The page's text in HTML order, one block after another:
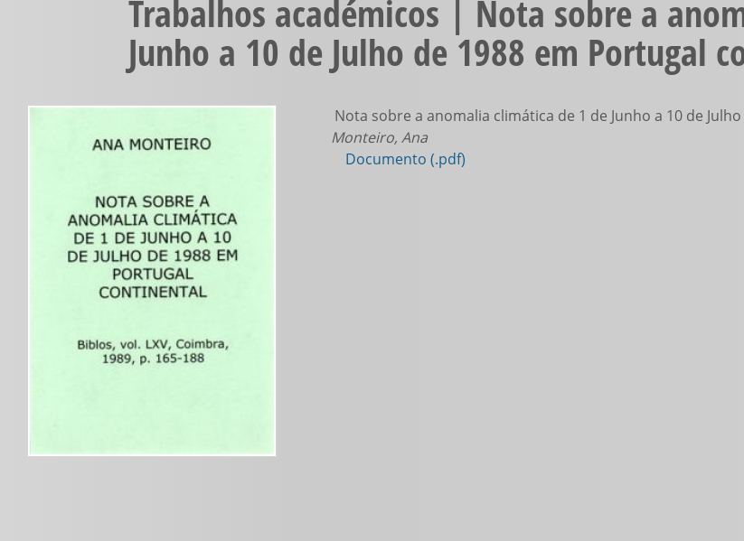
Trabalhos académicos | Nota sobre a
Junho a 10 de Julho de 1988 em Portugal
Nota sobre a anomalia climática de 1 de Junho a 10 de
Monteiro, Ana
Documento (.pdf)